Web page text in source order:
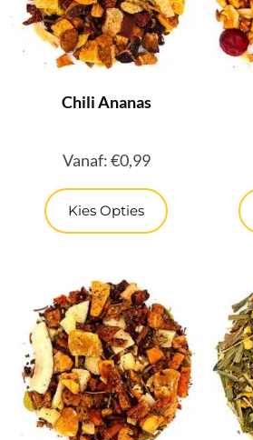
Chili Ananas
Vanaf:€0,99
Kies Opties